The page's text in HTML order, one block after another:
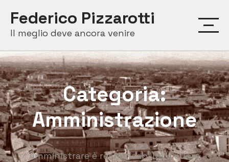
content
Federico Pizzarotti
Il meglio deve ancora venire
Categoria:
Amministrazione
Amministrare è responsabilità e cuore